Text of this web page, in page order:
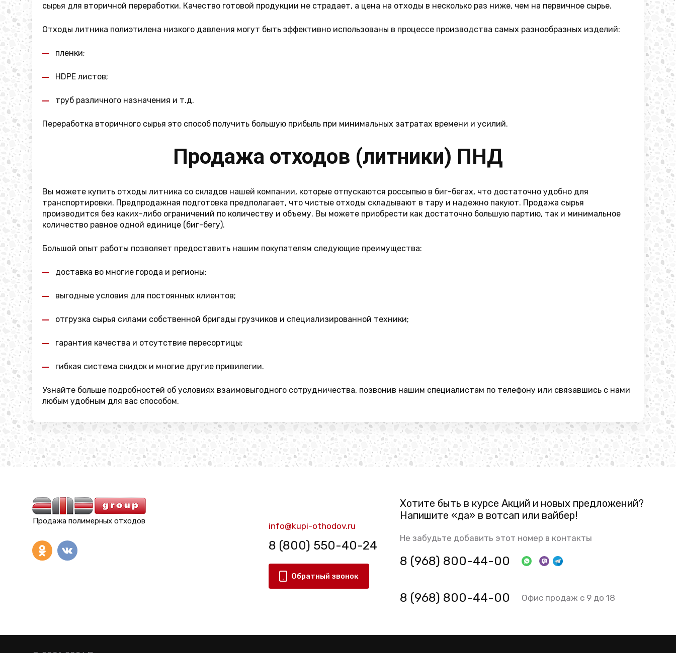
сырья для вторичной переработки. Качество готовой продукции не страдает, а цена на отходы в несколько раз ниже, чем на первичное сырье.
Отходы литника полиэтилена низкого давления могут быть эффективно использованы в процессе производства самых разнообразных изделий:
пленки;
HDPE листов;
труб различного назначения и т.д.
Переработка вторичного сырья это способ получить большую прибыль при минимальных затратах времени и усилий.
Продажа отходов (литники) ПНД
Вы можете купить отходы литника со складов нашей компании, которые отпускаются россыпью в биг-бегах, что достаточно удобно для
транспортировки. Предпродажная подготовка предполагает, что чистые отходы складывают в тару и надежно пакуют. Продажа сырья
производится без каких-либо ограничений по количеству и объему. Вы можете приобрести как достаточно большую партию, так и минимальное
количество равное одной единице (биг-бегу).
Большой опыт работы позволяет предоставить нашим покупателям следующие преимущества:
доставка во многие города и регионы;
выгодные условия для постоянных клиентов;
отгрузка сырья силами собственной бригады грузчиков и специализированной техники;
гарантия качества и отсутствие пересортицы;
гибкая система скидок и многие другие привилегии.
Узнайте больше подробностей об условиях взаимовыгодного сотрудничества, позвонив нашим специалистам по телефону или связавшись с нами
любым удобным для вас способом.
Продажа полимерных отходов info@kupi-othodov.ru
8 (800) 550-40-24
Обратный звонок
Хотите быть в курсе Акций и новых предложений?
Напишите «да» в вотсап или вайбер!
Не забудьте добавить этот номер в контакты
8 (968) 800-44-00
8 (968) 800-44-00 Офис продаж с 9 до 18